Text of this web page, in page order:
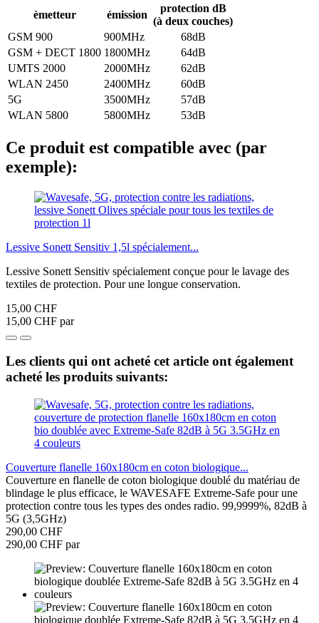
èmetteur
émission
protection dB
(à deux couches)
GSM 900
900MHz
68dB
GSM + DECT 1800 1800MHz
64dB
UMTS 2000
2000MHz
62dB
WLAN 2450
2400MHz
60dB
5G
3500MHz
57dB
WLAN 5800
5800MHz 53dB
Ce produit est compatible avec (par
exemple):
Lessive Sonett Sensitiv 1,5l spécialement...
Lessive Sonett Sensitiv spécialement conçue pour le lavage des
textiles de protection. Pour une longue conservation.
15,00 CHF
15,00 CHF par
Les clients qui ont acheté cet article ont également
acheté les produits suivants:
Couverture flanelle 160x180cm en coton biologique...
Couverture en flanelle de coton biologique doublé du matériau de
blindage le plus efficace, le WAVESAFE Extreme-Safe pour une
protection contre tous les types des ondes radio. 99,9999%, 82dB à
5G (3,5GHz)
290,00 CHF
290,00 CHF par